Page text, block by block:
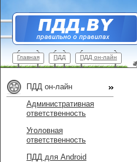
Главная ПДД ПДД он-лайн
ПДД он-лайн
Административная
ответственность
Уголовная
ответственность
ПДД для Android